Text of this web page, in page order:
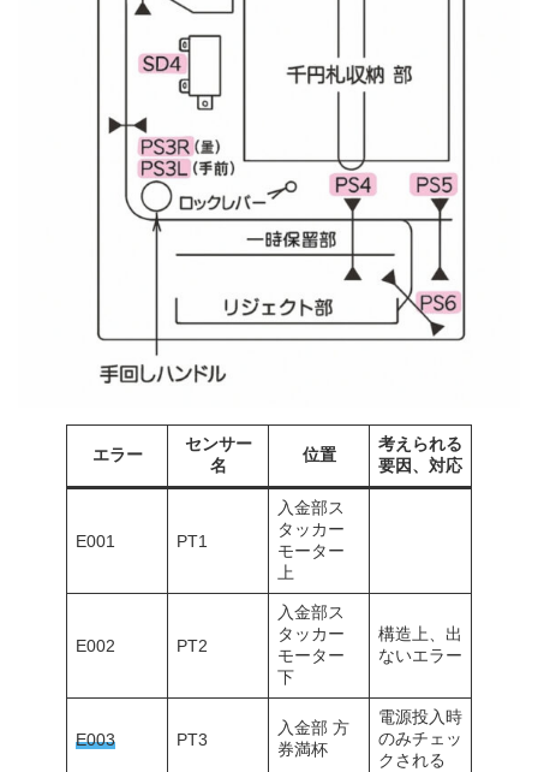
エラー
センサー
名
位置
考えられる
要因、対応
E001 PT1
入金部ス
タッカー
モーター
上
E002 PT2
入金部ス
タッカー
モーター
下
構造上、出
ないエラー
E003 PT3
入金部 方
券満杯
電源投入時
のみチェッ
クされる